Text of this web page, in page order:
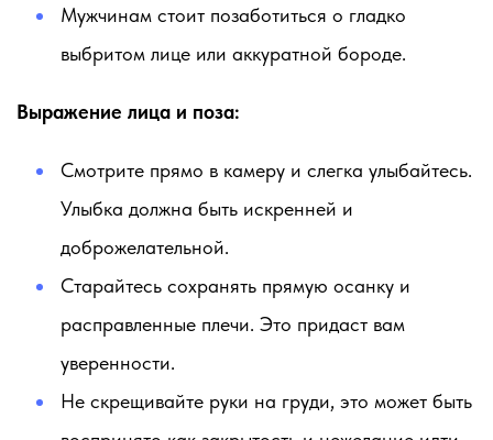
Мужчинам стоит позаботиться о гладко
выбритом лице или аккуратной бороде.
Выражение лица и поза:
Смотрите прямо в камеру и слегка улыбайтесь.
Улыбка должна быть искренней и
доброжелательной.
Старайтесь сохранять прямую осанку и
расправленные плечи. Это придаст вам
уверенности.
Не скрещивайте руки на груди, это может быть